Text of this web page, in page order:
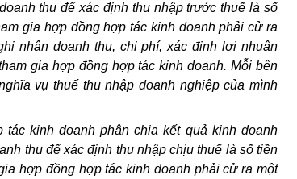
thu để xác định thu nhập trước thuế là số
gia hợp đồng hợp tác kinh doanh phải cử ra
nhận doanh thu, chi phí, xác định lợi nhuận
gia hợp đồng hợp tác kinh doanh. Mỗi bên
vụ thuế thu nhập doanh nghiệp của mình
kinh doanh phân chia kết quả kinh doanh
thu để xác định thu nhập chịu thuế là số tiền
hợp đồng hợp tác kinh doanh phải cử ra một